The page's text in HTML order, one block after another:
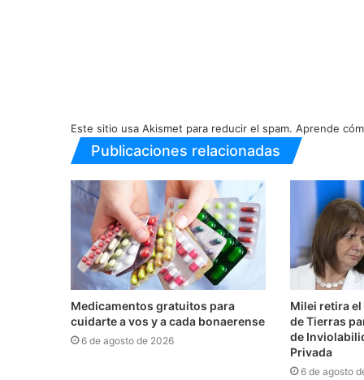
Este sitio usa Akismet para reducir el spam. Aprende
Publicaciones relacionadas
Medicamentos gratuitos para
cuidarte a vos y a cada bonaerense
6 de agosto de 2026
Milei retira
de Tierras
de
Privada
6 de agosto